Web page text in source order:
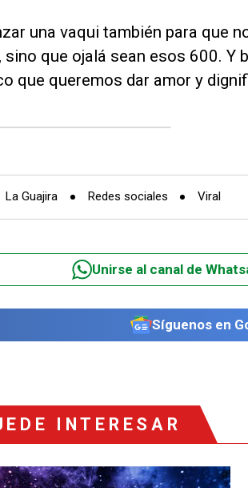
una vaqui también para que
que ojalá sean esos 600. Y
que queremos dar amor y
La Guajira Redes sociales Viral
Unirse al canal de
Síguenos en
INTERESAR